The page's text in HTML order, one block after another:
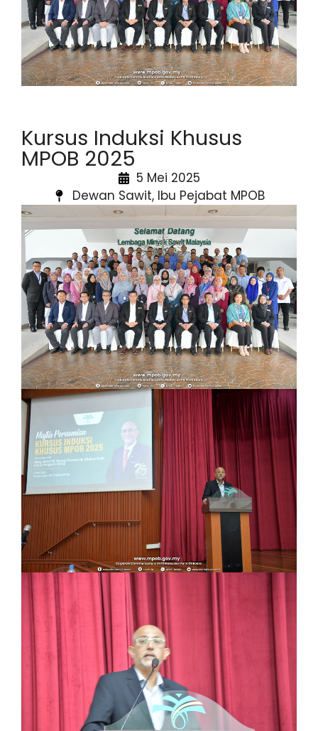
Kursus Induksi Khusus
MPOB 2025
5 Mei 2025
Dewan Sawit, Ibu Pejabat MPOB